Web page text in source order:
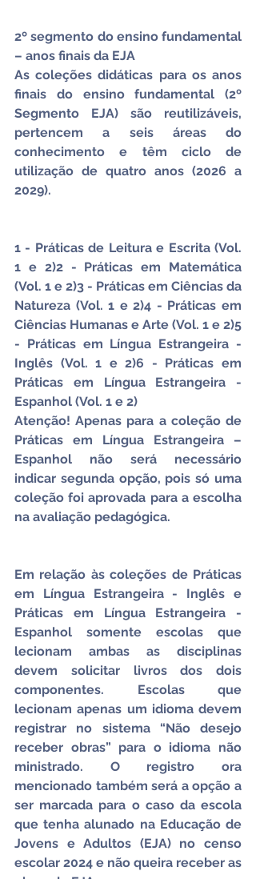
2º segmento do ensino fundamental
– anos finais da EJA
As coleções didáticas para os anos
finais do ensino fundamental (2º
Segmento EJA) são reutilizáveis,
pertencem a seis áreas do
conhecimento e têm ciclo de
utilização de quatro anos (2026 a
2029).
1 - Práticas de Leitura e Escrita (Vol.
1 e 2)2 - Práticas em Matemática
(Vol. 1 e 2)3 - Práticas em Ciências da
Natureza (Vol. 1 e 2)4 - Práticas em
Ciências Humanas e Arte (Vol. 1 e 2)5
- Práticas em Língua Estrangeira -
Inglês (Vol. 1 e 2)6 - Práticas em
Práticas em Língua Estrangeira -
Espanhol (Vol. 1 e 2)
Atenção! Apenas para a coleção de
Práticas em Língua Estrangeira –
Espanhol não será necessário
indicar segunda opção, pois só uma
coleção foi aprovada para a escolha
na avaliação pedagógica.
Em relação às coleções de Práticas
em Língua Estrangeira - Inglês e
Práticas em Língua Estrangeira -
Espanhol somente escolas que
lecionam ambas as disciplinas
devem solicitar livros dos dois
componentes. Escolas que
lecionam apenas um idioma devem
registrar no sistema “Não desejo
receber obras” para o idioma não
ministrado. O registro ora
mencionado também será a opção a
ser marcada para o caso da escola
que tenha alunado na Educação de
Jovens e Adultos (EJA) no censo
escolar 2024 e não queira receber as